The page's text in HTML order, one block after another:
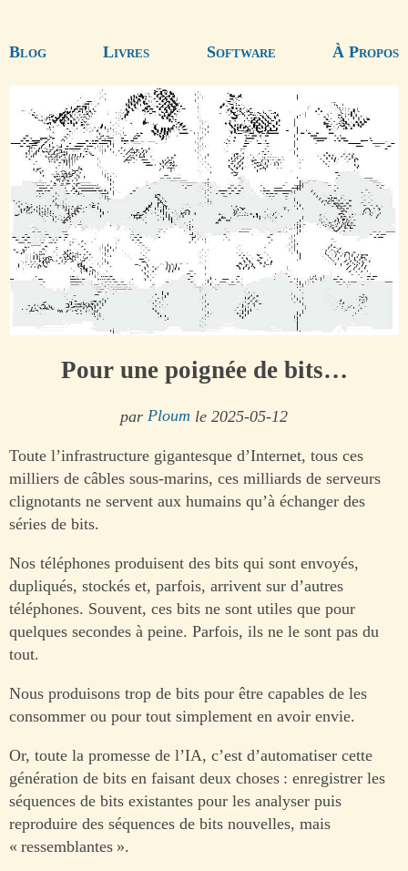
Blog Livres Software À Propos
Pour une poignée de bits…
par Ploum le 2025-05-12
Toute l’infrastructure gigantesque d’Internet, tous ces
milliers de câbles sous-marins, ces milliards de serveurs
clignotants ne servent aux humains qu’à échanger des
séries de bits.
Nos téléphones produisent des bits qui sont envoyés,
dupliqués, stockés et, parfois, arrivent sur d’autres
téléphones. Souvent, ces bits ne sont utiles que pour
quelques secondes à peine. Parfois, ils ne le sont pas du
tout.
Nous produisons trop de bits pour être capables de les
consommer ou pour tout simplement en avoir envie.
Or, toute la promesse de l’IA, c’est d’automatiser cette
génération de bits en faisant deux choses : enregistrer les
séquences de bits existantes pour les analyser puis
reproduire des séquences de bits nouvelles, mais
« ressemblantes ».